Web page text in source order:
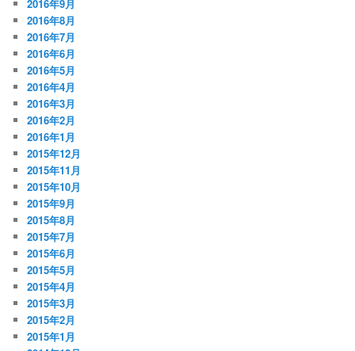
2016年9月
2016年8月
2016年7月
2016年6月
2016年5月
2016年4月
2016年3月
2016年2月
2016年1月
2015年12月
2015年11月
2015年10月
2015年9月
2015年8月
2015年7月
2015年6月
2015年5月
2015年4月
2015年3月
2015年2月
2015年1月